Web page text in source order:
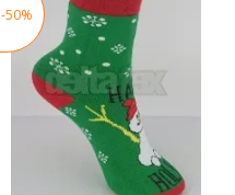
-50%